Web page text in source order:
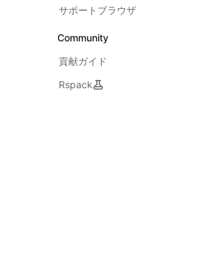
サポートブラウザ
Community
貢献ガイド
Rspack